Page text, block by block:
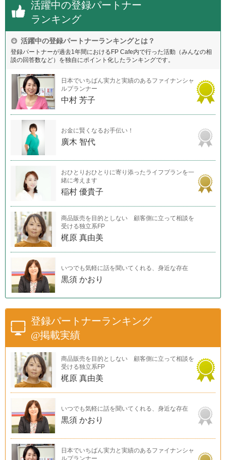
活躍中の登録パートナー
ランキング
活躍中の登録パートナーランキングとは？
登録パートナーが過去1年間におけるFP Cafe内で行った活動（みんなの相
談の回答数など）を独自にポイント化したランキングです。
日本でいちばん実力と実績のあるファイナンシャ
ルプランナー
中村 芳子
お金に賢くなるお手伝い！
廣木 智代
おひとりおひとりに寄り添ったライフプランを一
緒に考えます
稲村 優貴子
商品販売を目的としない 顧客側に立って相談を
受ける独立系FP
梶原 真由美
いつでも気軽に話を聞いてくれる、身近な存在
黒須 かおり
登録パートナーランキング
@掲載実績
商品販売を目的としない 顧客側に立って相談を
受ける独立系FP
梶原 真由美
いつでも気軽に話を聞いてくれる、身近な存在
黒須 かおり
日本でいちばん実力と実績のあるファイナンシャ
ルプランナー